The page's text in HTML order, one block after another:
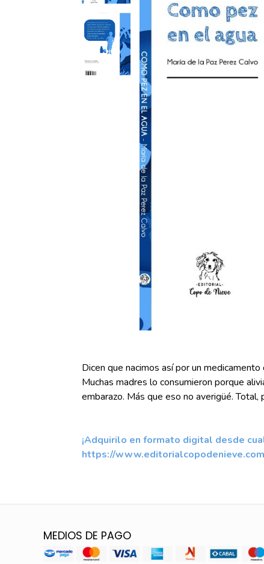
Dicen que nacimos así por un
Muchas madres lo consumieron porque
embarazo. Más que eso no averigüé. Total,
¡Adquirilo en formato digital desde
https://
MEDIOS DE PAGO